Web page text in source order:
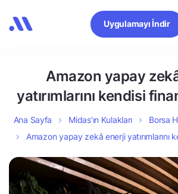
Uygulamayı İndir
Amazon yapay
yatırımlarını kendisi
Ana Sayfa Midas’ın Kulakları Borsa
Amazon yapay zekâ enerji yatırımlarını